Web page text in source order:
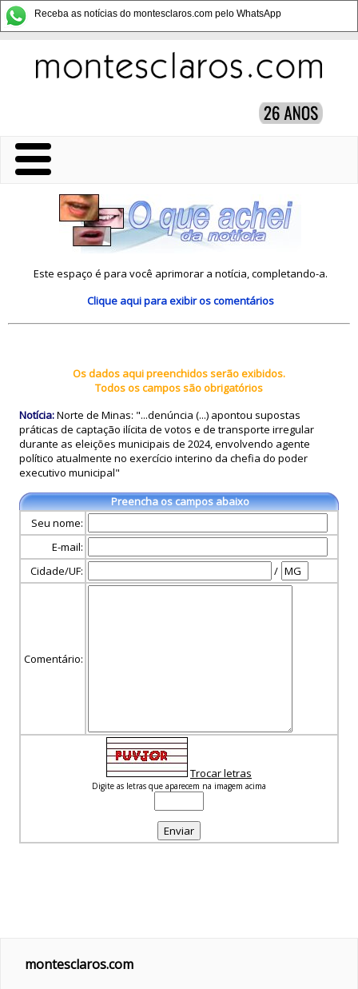
Receba as notícias do montesclaros.com pelo WhatsApp
Este espaço é para você aprimorar a notícia, completando-a.
Clique aquipara exibir os comentários
Os dados aqui preenchidos serão exibidos.
Todos os campos são obrigatórios
Notícia:Norte de Minas: "...denúncia (...) apontou supostas
práticas de captação ilícita de votos e de transporte irregular
durante as eleições municipais de 2024, envolvendo agente
político atualmente no exercício interino da chefia do poder
executivo municipal"
Preencha os campos abaixo
Seu nome:
E-mail:
Cidade/UF:
/
Comentário:
Trocar letras
Digite as letras que aparecem na imagem acima
montesclaros.com